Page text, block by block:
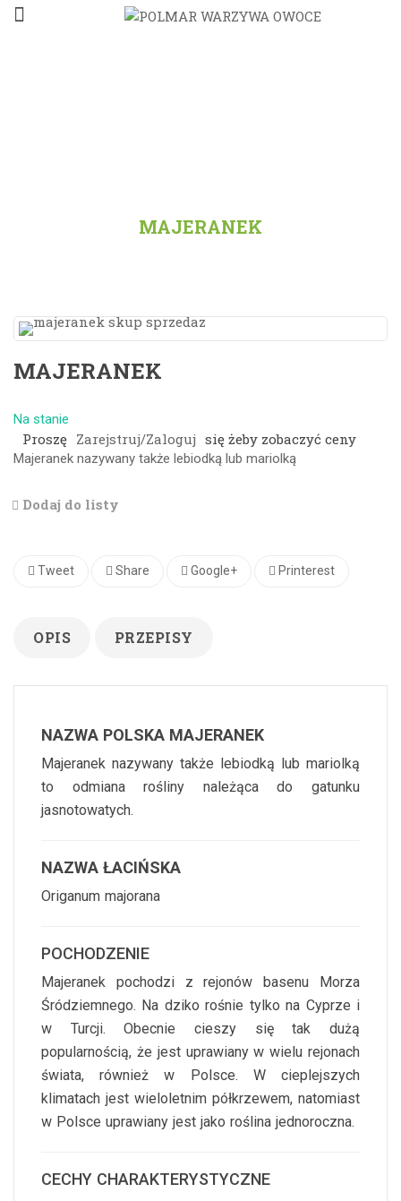
MAJERANEK
MAJERANEK
Na stanie
Proszę Zarejstruj/Zaloguj się żeby zobaczyć ceny
Majeranek nazywany także lebiodką lub mariolką
Dodaj do listy
Tweet Share Google+ Printerest
OPIS PRZEPISY
NAZWA POLSKA MAJERANEK
Majeranek nazywany także lebiodką lub mariolką
to odmiana rośliny należąca do gatunku
jasnotowatych.
NAZWA ŁACIŃSKA
Origanum majorana
POCHODZENIE
Majeranek pochodzi z rejonów basenu Morza
Śródziemnego. Na dziko rośnie tylko na Cyprze i
w Turcji. Obecnie cieszy się tak dużą
popularnością, że jest uprawiany w wielu rejonach
świata, również w Polsce. W cieplejszych
klimatach jest wieloletnim półkrzewem, natomiast
w Polsce uprawiany jest jako roślina jednoroczna.
CECHY CHARAKTERYSTYCZNE